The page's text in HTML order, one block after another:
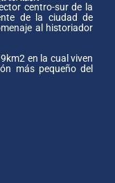
centro-sur de la
de la ciudad de
al historiador
en la cual viven
más pequeño del